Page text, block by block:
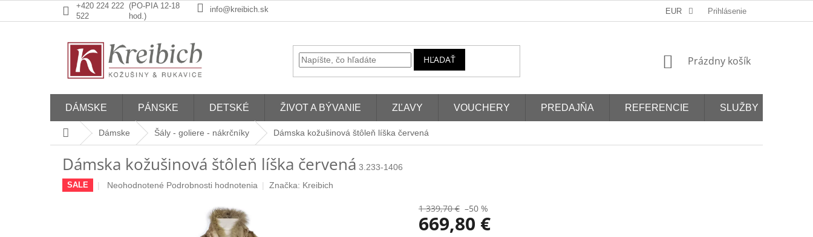
+420 224 222
522
(PO-PIA 12-18
hod.)
info@kreibich.sk EUR Prihlásenie
HĽADAŤ
NÁKUPNÝ
Prázdny košík
DÁMSKE PÁNSKE DETSKÉ ŽIVOT A BÝVANIE ZĽAVY VOUCHERY PREDAJŇA REFERENCIE SLUŽBY
DomovDámske Šály - goliere - nákrčníky Dámska kožušinová štôleň líška červená
Dámska kožušinová štôleň líška červená 3.233-1406
SALE
Priemerné
Neohodnotené Podrobnosti hodnotenia Značka: Kreibich
1 339,70 € –50 %
669,80 €